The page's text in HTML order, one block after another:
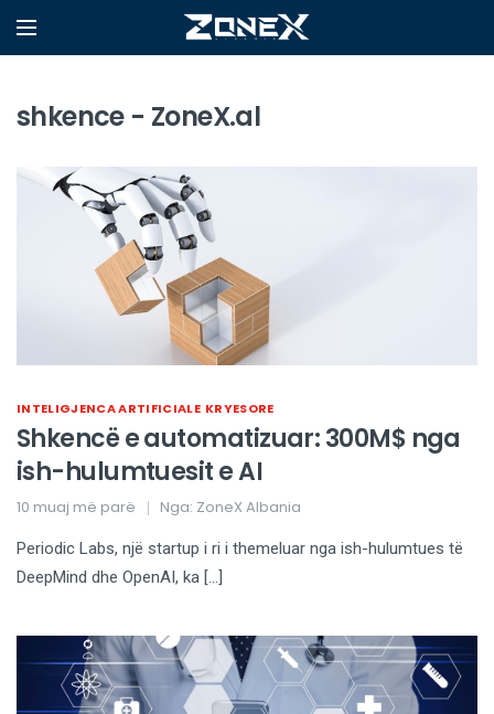
shkence - ZoneX.al
INTELIGJENCA ARTIFICIALE KRYESORE
Shkencë e automatizuar: 300M$ nga
ish-hulumtuesit e AI
10 muaj më parë Nga: ZoneX Albania
Periodic Labs, një startup i ri i themeluar nga ish-hulumtues të
DeepMind dhe OpenAI, ka […]